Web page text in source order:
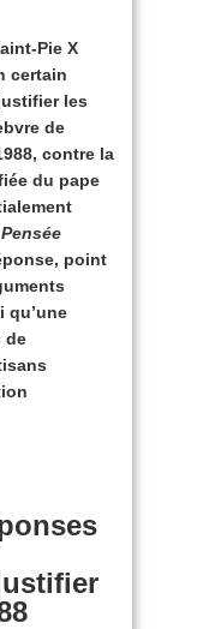
Pie X
certain
les
de
contre la
du pape
point
qu’une
de